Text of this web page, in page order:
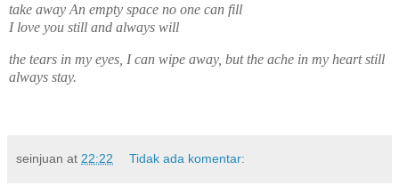
take away An empty space no one can fill
I love you still and always will
the tears in my eyes, I can wipe away, but the ache in my heart still
always stay.
seinjuan at 22:22 Tidak ada komentar: